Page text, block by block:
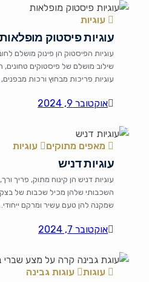
עוגיות
עוגיות פיסטוק מופלאות
עוגיות הפיסטוק הן פינוק מושלם
שילוב מושלם של פיסטוקים טחונים,
עוגיות פריכות מבחוץ ורכות
אוקטובר 9, 2024
מאפים מתוקים עוגיות
עוגיות דניש
עוגיות דניש הן קינוח מתוק, פריך
השכבותי שלהן מכיל שכבות של
שמקנה להן טעם עשיר ומרקם ייחודי.
את העוגיות הדניש למיוחדות הוא
אוקטובר 7, 2024
עוגות עוגות גבינה